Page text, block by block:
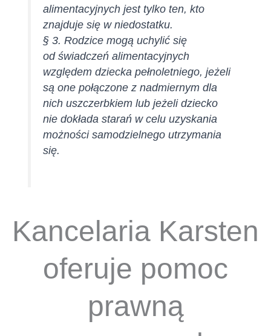
alimentacyjnych jest tylko ten, kto
znajduje się w niedostatku.
§ 3. Rodzice mogą uchylić się
od świadczeń alimentacyjnych
względem dziecka pełnoletniego, jeżeli
są one połączone z nadmiernym dla
nich uszczerbkiem lub jeżeli dziecko
nie dokłada starań w celu uzyskania
możności samodzielnego utrzymania
się.
Kancelaria Karsten
oferuje pomoc
prawną